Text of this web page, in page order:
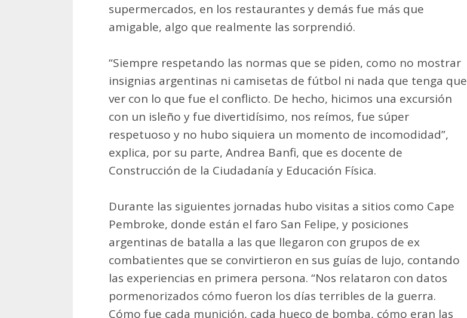
supermercados, en los restaurantes y demás fue más que
amigable, algo que realmente las sorprendió.
“Siempre respetando las normas que se piden, como no mostrar
insignias argentinas ni camisetas de fútbol ni nada que tenga que
ver con lo que fue el conflicto. De hecho, hicimos una excursión
con un isleño y fue divertidísimo, nos reímos, fue súper
respetuoso y no hubo siquiera un momento de incomodidad”,
explica, por su parte, Andrea Banfi, que es docente de
Construcción de la Ciudadanía y Educación Física.
Durante las siguientes jornadas hubo visitas a sitios como Cape
Pembroke, donde están el faro San Felipe, y posiciones
argentinas de batalla a las que llegaron con grupos de ex
combatientes que se convirtieron en sus guías de lujo, contando
las experiencias en primera persona. “Nos relataron con datos
pormenorizados cómo fueron los días terribles de la guerra.
Cómo fue cada munición, cada hueco de bomba, cómo eran las